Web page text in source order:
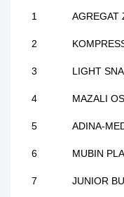
1 AGREGAT
2
3 LIGHT
4 MAZALI
5 ADINA-
6 MUBIN
7 JUNIOR